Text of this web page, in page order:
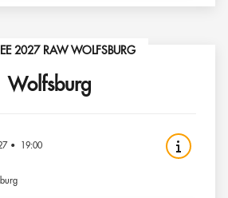
2027 RAW WOLFSBURG
Wolfsburg
19:00